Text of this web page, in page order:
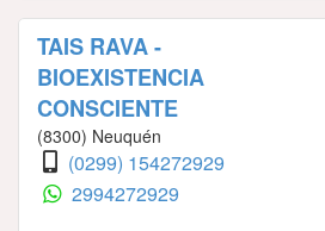
TAIS RAVA -
BIOEXISTENCIA
CONSCIENTE
(8300) Neuquén
(0299) 154272929
2994272929